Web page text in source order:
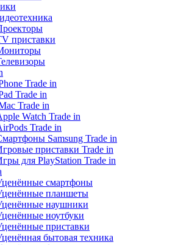
приставки
Trade in
Trade in
Trade in
Watch Trade in
Trade in
Samsung Trade in
приставки Trade in
для PlayStation Trade in
смартфоны
планшеты
наушники
ноутбуки
приставки
бытовая техника